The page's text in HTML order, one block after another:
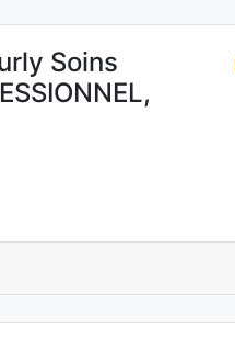
Soins